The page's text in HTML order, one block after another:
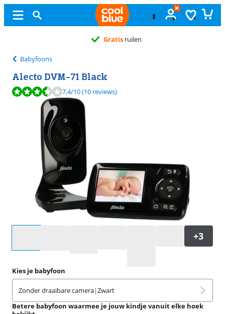
Gratis ruilen
Babyfoons
Alecto DVM-71 Black
Beoordeling is 7,4 van de 10, gebaseerd op 10 reviews.
7,4/10(10 reviews)
Kies je babyfoon
Zonder draaibare camera|Zwart
Betere babyfoon waarmee je jouw kindje vanuit elke hoek